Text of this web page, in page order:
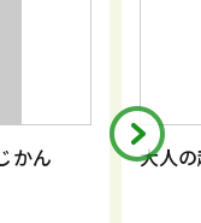
大人の趣味講座 ピ